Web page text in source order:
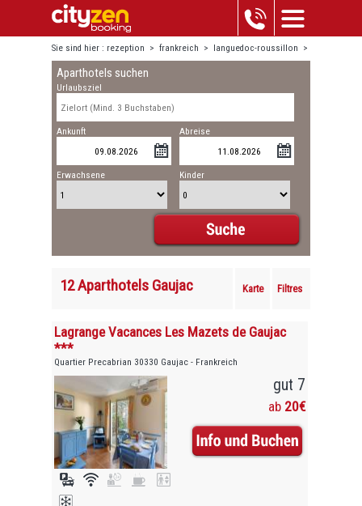
Sie sind hier : rezeption > frankreich > languedoc-roussillon >
gaujac
Aparthotels suchen
Urlaubsziel
Ankunft Abreise
Erwachsene Kinder
12 Aparthotels Gaujac Karte Filtres
Lagrange Vacances Les Mazets de Gaujac
***
Quartier Precabrian 30330 Gaujac - Frankreich
gut 7
ab 20€